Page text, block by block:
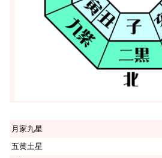
月家九星
五黄土星